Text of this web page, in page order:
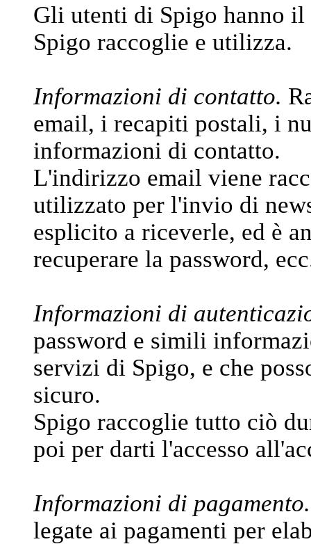
Gli utenti di Spigo hanno il
Spigo raccoglie e utilizza.
Informazioni di contatto.
email, i recapiti postali, i
informazioni di contatto.
L'indirizzo email viene
utilizzato per l'invio di
esplicito a riceverle, ed è
recuperare la password,
Informazioni di
password e simili
servizi di Spigo, e che
sicuro.
Spigo raccoglie tutto ciò
poi per darti l'accesso
Informazioni di pagamento.
legate ai pagamenti per